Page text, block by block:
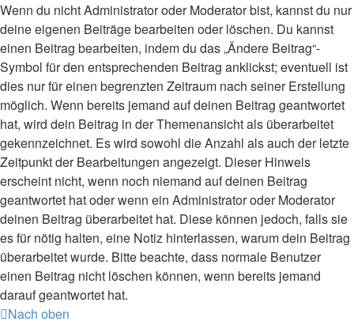
Wenn du nicht Administrator oder Moderator bist, kannst du nur
deine eigenen Beiträge bearbeiten oder löschen. Du kannst
einen Beitrag bearbeiten, indem du das „Ändere Beitrag“-
Symbol für den entsprechenden Beitrag anklickst; eventuell ist
dies nur für einen begrenzten Zeitraum nach seiner Erstellung
möglich. Wenn bereits jemand auf deinen Beitrag geantwortet
hat, wird dein Beitrag in der Themenansicht als überarbeitet
gekennzeichnet. Es wird sowohl die Anzahl als auch der letzte
Zeitpunkt der Bearbeitungen angezeigt. Dieser Hinweis
erscheint nicht, wenn noch niemand auf deinen Beitrag
geantwortet hat oder wenn ein Administrator oder Moderator
deinen Beitrag überarbeitet hat. Diese können jedoch, falls sie
es für nötig halten, eine Notiz hinterlassen, warum dein Beitrag
überarbeitet wurde. Bitte beachte, dass normale Benutzer
einen Beitrag nicht löschen können, wenn bereits jemand
darauf geantwortet hat.
Nach oben